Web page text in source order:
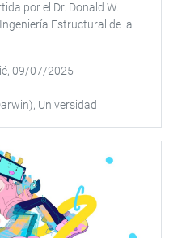
por el Dr. Donald W.
Estructural de la
09/07/2025
Universidad